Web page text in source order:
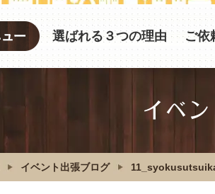
選ばれる３つの理由 ご依
イベ
イベント出張ブログ